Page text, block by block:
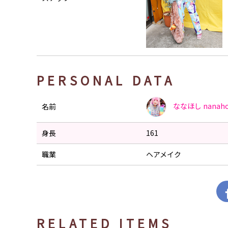
PERSONAL DATA
名前 ななほし
身長 161
職業 ヘアメイク
RELATED ITEMS